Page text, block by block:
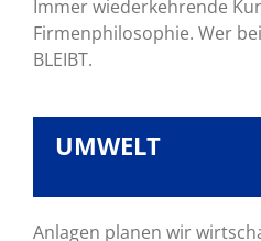
Immer wiederkehrende
Firmenphilosophie. Wer
BLEIBT.
UMWELT
Anlagen planen wir